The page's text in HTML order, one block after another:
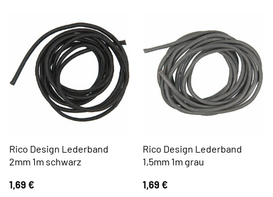
Rico Design Lederband
2mm 1m schwarz
1,69 €
Rico Design Lederband
1,5mm 1m grau
1,69 €